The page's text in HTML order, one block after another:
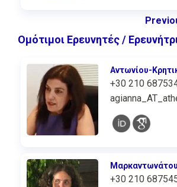
Ομότιμοι Ερευνητές /
Αντωνίου-
+30 210
+30 210